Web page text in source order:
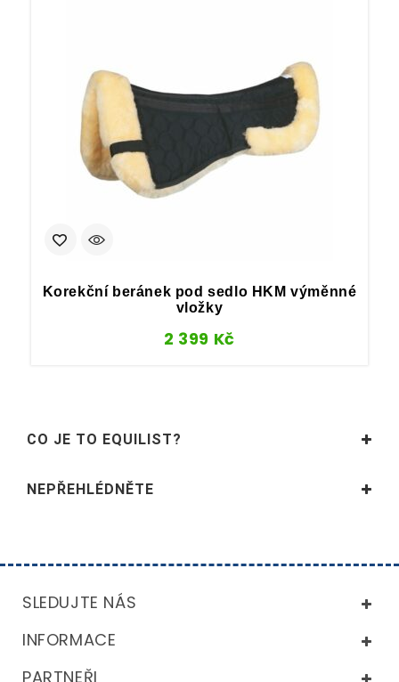
Korekční beránek pod sedlo HKM výměnné
vložky
2 399 Kč
CO JE TO EQUILIST?
NEPŘEHLÉDNĚTE
SLEDUJTE NÁS
INFORMACE
PARTNEŘI